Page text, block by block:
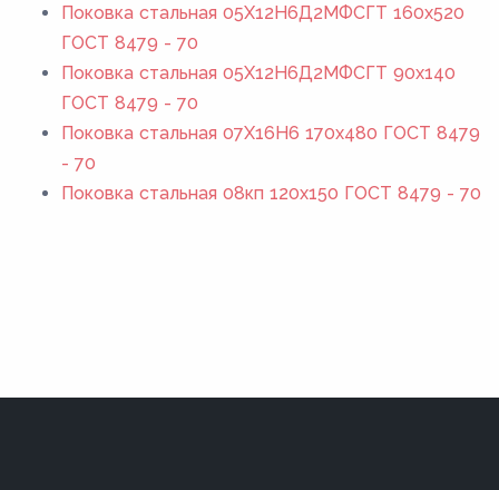
Поковка стальная 05Х12Н6Д2МФСГТ 160x520
ГОСТ 8479 - 70
Поковка стальная 05Х12Н6Д2МФСГТ 90x140
ГОСТ 8479 - 70
Поковка стальная 07Х16Н6 170x480 ГОСТ 8479
- 70
Поковка стальная 08кп 120x150 ГОСТ 8479 - 70